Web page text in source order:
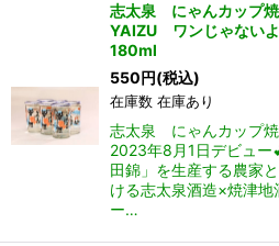
絞り込む
志太泉 にゃんカップ
YAIZU ワンじゃない
180ml
550円(税込)
在庫数 在庫あり
志太泉 にゃんカップ
2023年8月1日デビュー
田錦」を生産する農家
ける志太泉酒造×焼津地
ー…